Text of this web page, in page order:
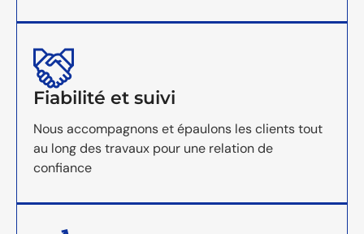
Fiabilité et suivi
Nous accompagnons et épaulons les clients tout
au long des travaux pour une relation de
confiance